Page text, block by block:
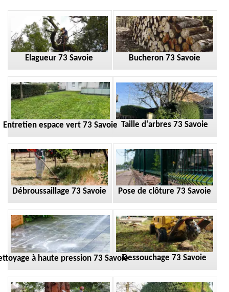
Elagueur 73 Savoie Bucheron 73 Savoie
Entretien espace vert 73 Savoie Taille d'arbres 73 Savoie
Débroussaillage 73 Savoie Pose de clôture 73 Savoie
à haute pression 73 SavoieDessouchage 73 Savoie